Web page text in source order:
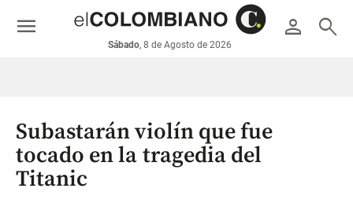
económicos
Colombia
person search
Sábado, 8 de Agosto de 2026
menu
Subastarán violín que fue
tocado en la tragedia del
Titanic